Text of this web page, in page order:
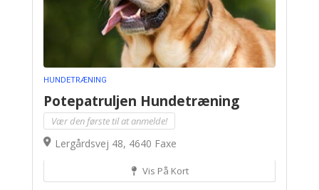
HUNDETRÆNING
Potepatruljen Hundetræning
Vær den første til at anmelde!
Lergårdsvej 48, 4640 Faxe
Vis På Kort